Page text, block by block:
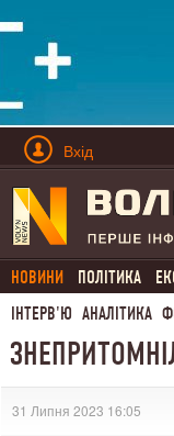
Вхід
НОВИНИ ПОЛІТИКА
ІНТЕРВ'Ю АНАЛІТИКА
31 Липня 2023 16:05